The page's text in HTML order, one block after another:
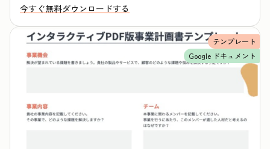
今すぐ無料ダウンロードする
テンプレート
Google ドキュメント